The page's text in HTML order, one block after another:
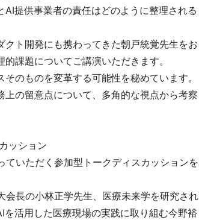
提供事業者の責任はどのように整理される
ト開発にも携わってきた朝戸統覚先生をお
課題についてご講演いただきます。
のものを変革する可能性を秘めています。
の留意点について、多角的な視点から考察
ッション
いただく参加型トークディスカッションを
長の小林正学先生、医療未来学を研究され
活用した医療現場の実践に取り組む今野裕